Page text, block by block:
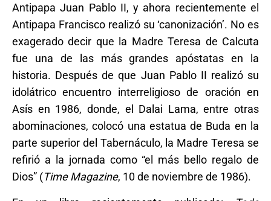
Antipapa Juan Pablo II, y ahora recientemente el
Antipapa Francisco realizó su ‘canonización’. No es
exagerado decir que la Madre Teresa de Calcuta
fue una de las más grandes apóstatas en la
historia. Después de que Juan Pablo II realizó su
idolátrico encuentro interreligioso de oración en
Asís en 1986, donde, el Dalai Lama, entre otras
abominaciones, colocó una estatua de Buda en la
parte superior del Tabernáculo, la Madre Teresa se
refirió a la jornada como “el más bello regalo de
Dios” (Time Magazine, 10 de noviembre de 1986).